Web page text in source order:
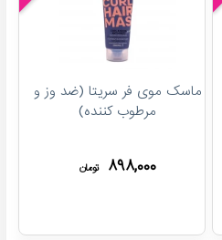
ماسک موی فر سریتا (ضد وز و
مرطوب کننده)
۸۹۸,۰۰۰ تومان